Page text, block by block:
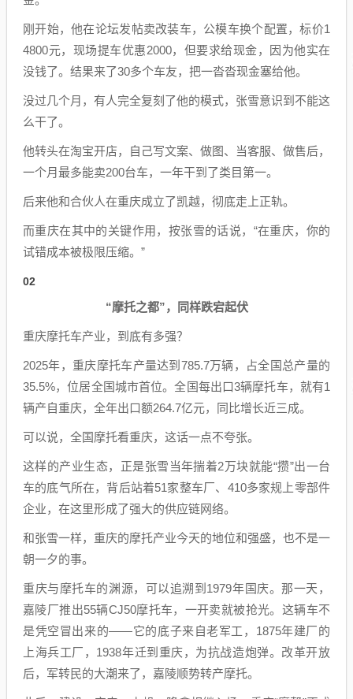
刚开始，他在论坛发帖卖改装车，公模车换个配置，标价1
4800元，现场提车优惠2000，但要求给现金，因为他实在
没钱了。结果来了30多个车友，把一沓沓现金塞给他。
没过几个月，有人完全复刻了他的模式，张雪意识到不能这
么干了。
他转头在淘宝开店，自己写文案、做图、当客服、做售后，
一个月最多能卖200台车，一年干到了类目第一。
后来他和合伙人在重庆成立了凯越，彻底走上正轨。
而重庆在其中的关键作用，按张雪的话说，“在重庆，你的
试错成本被极限压缩。”
02
“摩托之都”，同样跌宕起伏
重庆摩托车产业，到底有多强？
2025年，重庆摩托车产量达到785.7万辆，占全国总产量的
35.5%，位居全国城市首位。全国每出口3辆摩托车，就有1
辆产自重庆，全年出口额264.7亿元，同比增长近三成。
可以说，全国摩托看重庆，这话一点不夸张。
这样的产业生态，正是张雪当年揣着2万块就能“攒”出一台
车的底气所在，背后站着51家整车厂、410多家规上零部件
企业，在这里形成了强大的供应链网络。
和张雪一样，重庆的摩托产业今天的地位和强盛，也不是一
朝一夕的事。
重庆与摩托车的渊源，可以追溯到1979年国庆。那一天，
嘉陵厂推出55辆CJ50摩托车，一开卖就被抢光。这辆车不
是凭空冒出来的——它的底子来自老军工，1875年建厂的
上海兵工厂，1938年迁到重庆，为抗战造炮弹。改革开放
后，军转民的大潮来了，嘉陵顺势转产摩托。